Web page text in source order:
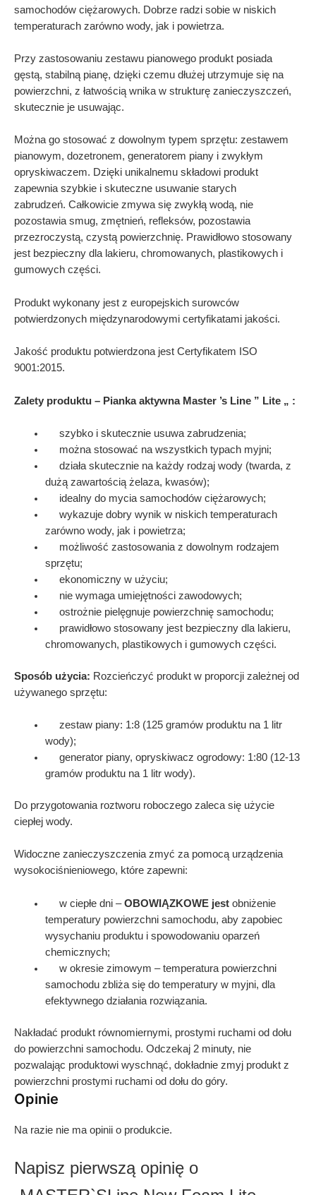
samochodów ciężarowych. Dobrze radzi sobie w niskich
temperaturach zarówno wody, jak i powietrza.
Przy zastosowaniu zestawu pianowego produkt posiada
gęstą, stabilną pianę, dzięki czemu dłużej utrzymuje się na
powierzchni, z łatwością wnika w strukturę zanieczyszczeń,
skutecznie je usuwając.
Można go stosować z dowolnym typem sprzętu: zestawem
pianowym, dozetronem, generatorem piany i zwykłym
opryskiwaczem. Dzięki unikalnemu składowi produkt
zapewnia szybkie i skuteczne usuwanie starych
zabrudzeń. Całkowicie zmywa się zwykłą wodą, nie
pozostawia smug, zmętnień, refleksów, pozostawia
przezroczystą, czystą powierzchnię. Prawidłowo stosowany
jest bezpieczny dla lakieru, chromowanych, plastikowych i
gumowych części.
Produkt wykonany jest z europejskich surowców
potwierdzonych międzynarodowymi certyfikatami jakości.
Jakość produktu potwierdzona jest Certyfikatem ISO
9001:2015.
Zalety produktu – Piankaaktywna Master ’s Line ” Lite „ :
szybko i skutecznie usuwa zabrudzenia;
można stosować na wszystkich typach myjni;
działa skutecznie na każdy rodzaj wody (twarda, z
dużą zawartością żelaza, kwasów);
idealny do mycia samochodów ciężarowych;
wykazuje dobry wynik w niskich temperaturach
zarówno wody, jak i powietrza;
możliwość zastosowania z dowolnym rodzajem
sprzętu;
ekonomiczny w użyciu;
nie wymaga umiejętności zawodowych;
ostrożnie pielęgnuje powierzchnię samochodu;
prawidłowo stosowany jest bezpieczny dla lakieru,
chromowanych, plastikowych i gumowych części.
Sposób użycia: Rozcieńczyć produkt w proporcji zależnej od
używanego sprzętu:
zestaw piany: 1:8 (125 gramów produktu na 1 litr
wody);
generator piany, opryskiwacz ogrodowy: 1:80 (12-13
gramów produktu na 1 litr wody).
Do przygotowania roztworu roboczego zaleca się użycie
ciepłej wody.
Widoczne zanieczyszczenia zmyć za pomocą urządzenia
wysokociśnieniowego, które zapewni:
w ciepłe dni –OBOWIĄZKOWE jestobniżenie
temperatury powierzchni samochodu, aby zapobiec
wysychaniu produktu i spowodowaniu oparzeń
chemicznych;
w okresie zimowym – temperatura powierzchni
samochodu zbliża się do temperatury w myjni, dla
efektywnego działania rozwiązania.
Nakładać produkt równomiernymi, prostymi ruchami od dołu
do powierzchni samochodu. Odczekaj 2 minuty, nie
pozwalając produktowi wyschnąć, dokładnie zmyj produkt z
powierzchni prostymi ruchami od dołu do góry.
Opinie
Na razie nie ma opinii o produkcie.
Napisz pierwszą opinię o